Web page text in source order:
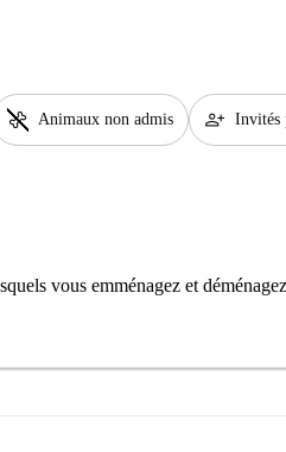
pet_supplies Animaux non admis person_add Invités
vous emménagez et